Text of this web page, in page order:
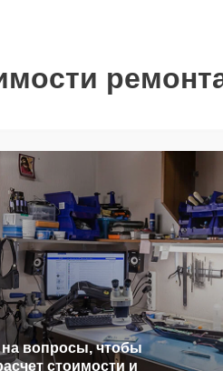
на вопросы, чтобы
стоимости и